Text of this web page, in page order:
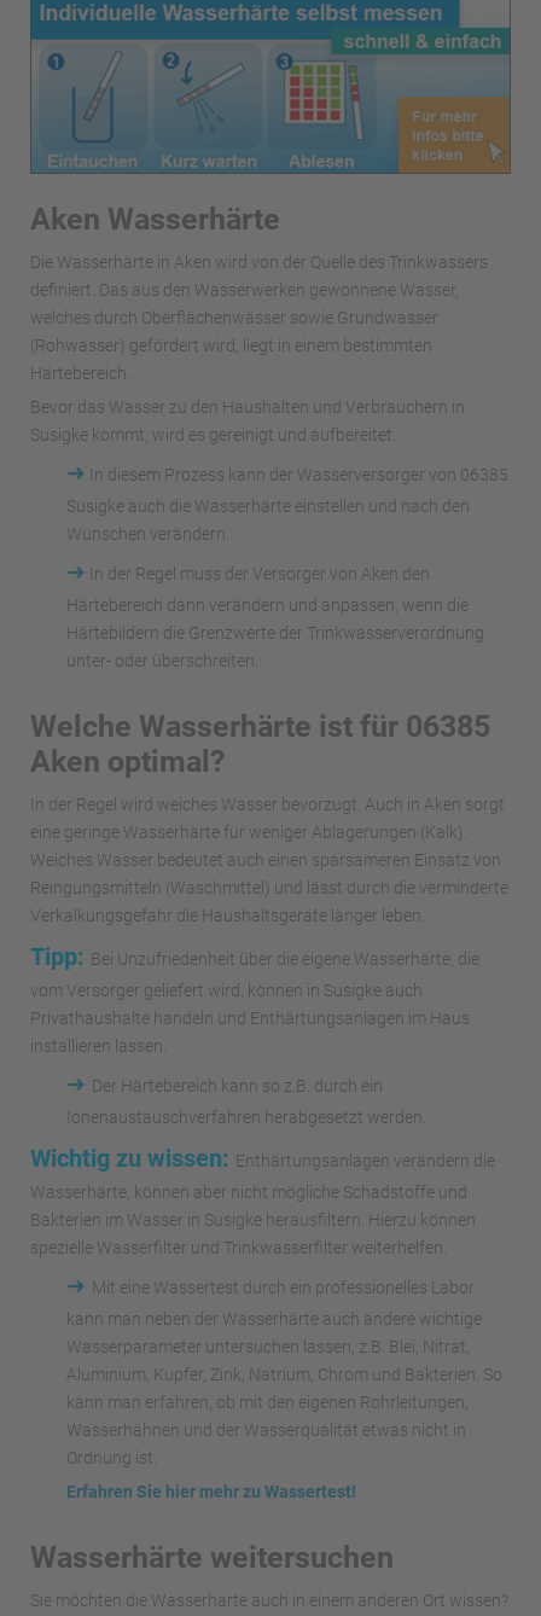
Aken Wasserhärte
Die Wasserhärte in Aken wird von der Quelle des Trinkwassers
definiert. Das aus den Wasserwerken gewonnene Wasser,
welches durch Oberflächenwässer sowie Grundwasser
(Rohwasser) gefördert wird, liegt in einem bestimmten
Härtebereich.
Bevor das Wasser zu den Haushalten und Verbrauchern in
Susigke kommt, wird es gereinigt und aufbereitet.
➜
In diesem Prozess kann der Wasserversorger von 06385
Susigke auch die Wasserhärte einstellen und nach den
Wünschen verändern.
➜
In der Regel muss der Versorger von Aken den
Härtebereich dann verändern und anpassen, wenn die
Härtebildern die Grenzwerte der Trinkwasserverordnung
unter- oder überschreiten.
Welche Wasserhärte ist für 06385
Aken optimal?
In der Regel wird weiches Wasser bevorzugt. Auch in Aken sorgt
eine geringe Wasserhärte für weniger Ablagerungen (Kalk).
Weiches Wasser bedeutet auch einen sparsameren Einsatz von
Reingungsmitteln (Waschmittel) und lässt durch die verminderte
Verkalkungsgefahr die Haushaltsgeräte länger leben.
Tipp: Bei Unzufriedenheit über die eigene Wasserhärte, die
vom Versorger geliefert wird, können in Susigke auch
Privathaushalte handeln und Enthärtungsanlagen im Haus
installieren lassen.
➜ Der Härtebereich kann so z.B. durch ein
Ionenaustauschverfahren herabgesetzt werden.
Wichtig zu wissen: Enthärtungsanlagen verändern die
Wasserhärte, können aber nicht mögliche Schadstoffe und
Bakterien im Wasser in Susigke herausfiltern. Hierzu können
spezielle Wasserfilter und Trinkwasserfilter weiterhelfen.
➜ Mit eine Wassertest durch ein professionelles Labor
kann man neben der Wasserhärte auch andere wichtige
Wasserparameter untersuchen lassen, z.B. Blei, Nitrat,
Aluminium, Kupfer, Zink, Natrium, Chrom und Bakterien. So
kann man erfahren, ob mit den eigenen Rohrleitungen,
Wasserhähnen und der Wasserqualität etwas nicht in
Ordnung ist.
Erfahren Sie hier mehr zu Wassertest!
Wasserhärte weitersuchen
Sie möchten die Wasserhärte auch in einem anderen Ort wissen?